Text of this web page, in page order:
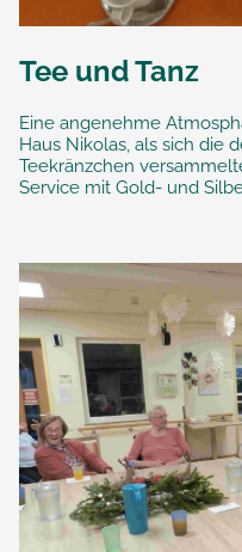
Tee und Tanz
Eine angenehme
Haus Nikolas, als sich die
Teekränzchen
Service mit Gold- und